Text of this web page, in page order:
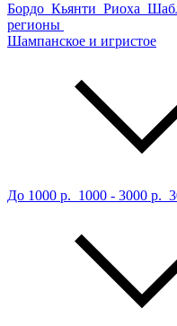
Бордо Кьянти Риоха
регионы
Шампанское и игристое
До 1000 р. 1000 - 3000 р.